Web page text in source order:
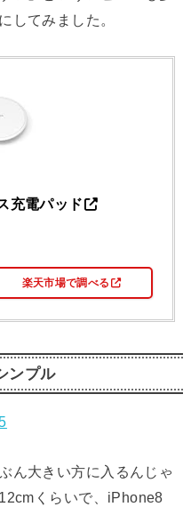
してみました。
充電パッド
楽天市場で調べる
ンプル
ん大きい方に入るんじゃ
くらいで、iPhone8